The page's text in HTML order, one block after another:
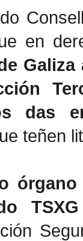
en
das
teñen
TSXG